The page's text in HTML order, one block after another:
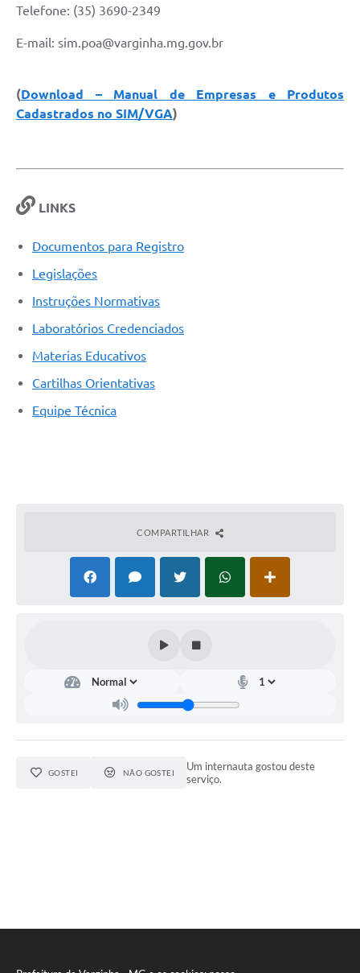
Telefone: (35) 3690-2349
E-mail: sim.poa@varginha.mg.gov.br
(Download – Manual de Empresas e Produtos
Cadastrados no SIM/VGA)
LINKS
Documentos para Registro
Legislações
Instruções Normativas
Laboratórios Credenciados
Materias Educativos
Cartilhas Orientativas
Equipe Técnica
COMPARTILHAR
GOSTEI NÃO GOSTEI
Um internauta gostou deste
serviço.